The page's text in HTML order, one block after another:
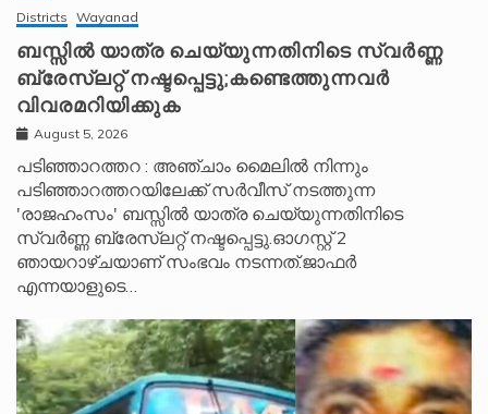
Districts Wayanad
ബസ്സിൽ യാത്ര ചെയ്യുന്നതിനിടെ സ്വർണ്ണ
ബ്രേസ്‌ലറ്റ് നഷ്ടപ്പെട്ടു;കണ്ടെത്തുന്നവർ
വിവരമറിയിക്കുക
August 5, 2026
പടിഞ്ഞാറത്തറ : അഞ്ചാം മൈലിൽ നിന്നും
പടിഞ്ഞാറത്തറയിലേക്ക് സർവീസ് നടത്തുന്ന
'രാജഹംസം' ബസ്സിൽ യാത്ര ചെയ്യുന്നതിനിടെ
സ്വർണ്ണ ബ്രേസ്‌ലറ്റ് നഷ്ടപ്പെട്ടു.ഓഗസ്റ്റ് 2
ഞായറാഴ്ചയാണ് സംഭവം നടന്നത്.ജാഫർ
എന്നയാളുടെ…